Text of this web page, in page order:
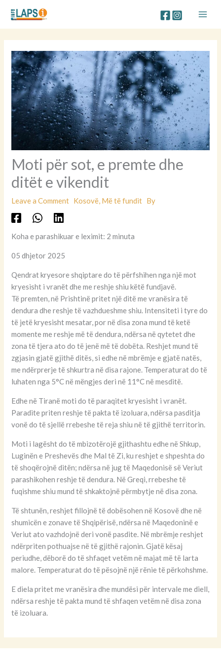
content
Moti për sot, e premte dhe
ditët e vikendit
Leave a Comment Kosovë, Më të fundit By
Koha e parashikuar e leximit: 2 minuta
05 dhjetor 2025
Qendrat kryesore shqiptare do të përfshihen nga një mot
kryesisht i vranët dhe me reshje shiu këtë fundjavë.
Të premten, në Prishtinë pritet një ditë me vranësira të
dendura dhe reshje të vazhdueshme shiu. Intensiteti i tyre do
të jetë kryesisht mesatar, por në disa zona mund të ketë
momente me reshje më të dendura, ndërsa në qytetet dhe
zona të tjera ato do të jenë më të dobëta. Reshjet mund të
zgjasin gjatë gjithë ditës, si edhe në mbrëmje e gjatë natës,
me ndërprerje të shkurtra në disa rajone. Temperaturat do të
luhaten nga 5°C në mëngjes deri në 11°C në mesditë.
Edhe në Tiranë moti do të paraqitet kryesisht i vranët.
Paradite priten reshje të pakta të izoluara, ndërsa pasditja
vonë do të sjellë rrebeshe të reja shiu në të gjithë territorin.
Moti i lagësht do të mbizotërojë gjithashtu edhe në Shkup,
Luginën e Preshevës dhe Mal të Zi, ku reshjet e shpeshta do
të shoqërojnë ditën; ndërsa në jug të Maqedonisë së Veriut
parashikohen reshje të dendura. Në Greqi, rrebeshe të
fuqishme shiu mund të shkaktojnë përmbytje në disa zona.
Të shtunën, reshjet fillojnë të dobësohen në Kosovë dhe në
shumicën e zonave të Shqipërisë, ndërsa në Maqedoninë e
Veriut ato vazhdojnë deri vonë pasdite. Në mbrëmje reshjet
ndërpriten pothuajse në të gjithë rajonin. Gjatë kësaj
periudhe, dëborë do të shfaqet vetëm në majat më të larta
malore. Temperaturat do të pësojnë një rënie të përkohshme.
E diela pritet me vranësira dhe mundësi për intervale me diell,
ndërsa reshje të pakta mund të shfaqen vetëm në disa zona
të izoluara.